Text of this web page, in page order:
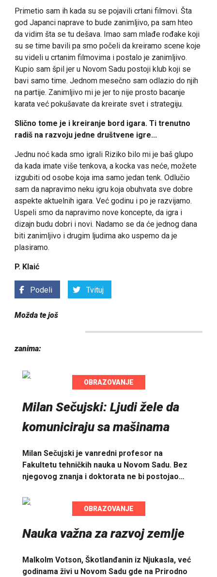
Primetio sam ih kada su se pojavili crtani filmovi. Šta
god Japanci naprave to bude zanimljivo, pa sam hteo
da vidim šta se tu dešava. Imao sam mlađe rođake koji
su se time bavili pa smo počeli da kreiramo scene koje
su videli u crtanim filmovima i postalo je zanimljivo.
Kupio sam špil jer u Novom Sadu postoji klub koji se
bavi samo time. Jednom mesečno sam odlazio do njih
na partije. Zanimljivo mi je jer to nije prosto bacanje
karata već pokušavate da kreirate svet i strategiju.
Slično tome je i kreiranje bord igara. Ti trenutno
radiš na razvoju jedne društvene igre...
Jednu noć kada smo igrali Riziko bilo mi je baš glupo
da kada imate više tenkova, a kocka vas neće, možete
izgubiti od osobe koja ima samo jedan tenk. Odlučio
sam da napravimo neku igru koja obuhvata sve dobre
aspekte aktuelnih igara. Već godinu i po je razvijamo.
Uspeli smo da napravimo nove koncepte, da igra i
dizajn budu dobri i novi. Nadamo se da će jednog dana
biti zanimljivo i drugim ljudima ako uspemo da je
plasiramo.
P. Klaić
Podeli Tvituj
Možda te još
zanima:
OBRAZOVANJE
Milan Sečujski: Ljudi žele da
komuniciraju sa mašinama
Milan Sečujski je vanredni profesor na
Fakultetu tehničkih nauka u Novom Sadu. Bez
njegovog znanja i doktorata ne bi postojao…
OBRAZOVANJE
Nauka važna za razvoj zemlje
Malkolm Votson, Škotlanđanin iz Njukasla, već
godinama živi u Novom Sadu gde na Prirodno